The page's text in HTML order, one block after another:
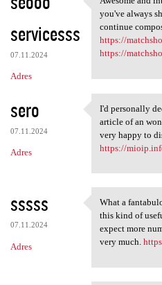
servicesss
07.11.2024
Adres
Awesome
you've always
continue
https://
https://
sero
07.11.2024
Adres
I'd
I'd personally
article of an
very happy to
https://
sssss
07.11.2024
Adres
What a
What a
this kind of
expect more
very much.